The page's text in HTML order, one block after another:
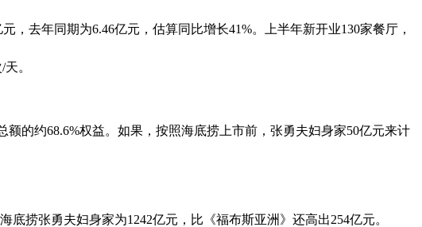
，去年同期为6.46亿元，估算同比增长41%。上半年新开业130家餐厅，
。
的约68.6%权益。如果，按照海底捞上市前，张勇夫妇身家50亿元来计
捞张勇夫妇身家为1242亿元，比《福布斯亚洲》还高出254亿元。